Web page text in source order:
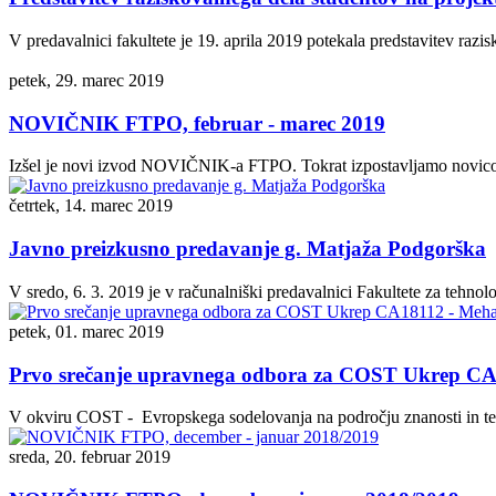
V predavalnici fakultete je 19. aprila 2019 potekala predstavitev
petek, 29. marec 2019
NOVIČNIK FTPO, februar - marec 2019
Izšel je novi izvod NOVIČNIK-a FTPO. Tokrat izpostavljamo
četrtek, 14. marec 2019
Javno preizkusno predavanje g. Matjaža Podgorška
V sredo, 6. 3. 2019 je v računalniški predavalnici Fakultete za
petek, 01. marec 2019
Prvo srečanje upravnega odbora za COST Ukrep
V okviru COST - Evropskega sodelovanja na področju znanosti in
sreda, 20. februar 2019